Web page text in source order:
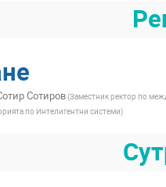
Сотиров(Заместник ректор по
по Интелигентни системи)